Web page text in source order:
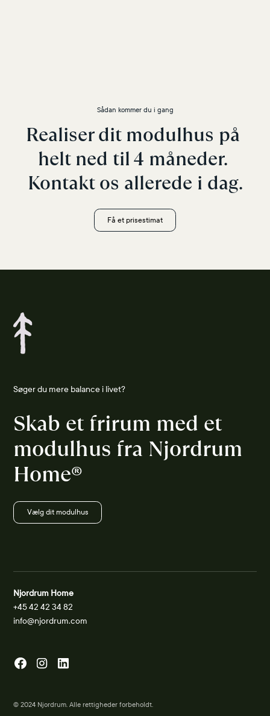
Sådan kommer du i gang
Realiser dit modulhus på
helt ned til 4 måneder.
Kontakt os allerede i dag.
Få et prisestimat
Søger du mere balance i livet?
Skab et frirum med et
modulhus fra Njordrum
Home®
Vælg dit modulhus
Njordrum Home
+45 42 42 34 82
info@njordrum.com
© 2024 Njordrum. Alle rettigheder forbeholdt.